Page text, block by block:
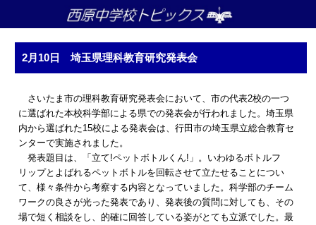
2月10日 埼玉県理科教育研究発表会
さいたま市の理科教育研究発表会において、市の代表2校の一つ
に選ばれた本校科学部による県での発表会が行われました。埼玉県
内から選ばれた15校による発表会は、行田市の埼玉県立総合教育セ
ンターで実施されました。
発表題目は、「立て!ペットボトルくん!」。いわゆるボトルフ
リップとよばれるペットボトルを回転させて立たせることについ
て、様々条件から考察する内容となっていました。科学部のチーム
ワークの良さが光った発表であり、発表後の質問に対しても、その
場で短く相談をし、的確に回答している姿がとても立派でした。最